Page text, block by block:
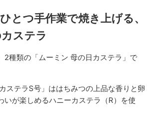
とつ手作業で焼き上げる、
ステラ
2種類の「ムーミン 母の日カステラ」で
ステラS号」ははちみつの上品な香りと卵
いが楽しめるハニーカステラ（R）を使